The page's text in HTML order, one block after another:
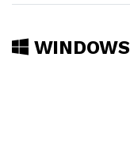
WINDOWS